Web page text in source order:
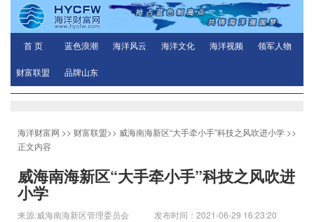
首 页 蓝色浪潮 海洋风云 海洋文化 海洋视频 领军人物
财富联盟 品牌山东
海洋财富网 >> 财富联盟>> 威海南海新区“大手牵小手”科技之风吹进小学 >>
正文内容
威海南海新区“大手牵小手”科技之风吹进
小学
来源:威海南海新区管理委员会 发布时间：2021-06-29 16:23:20